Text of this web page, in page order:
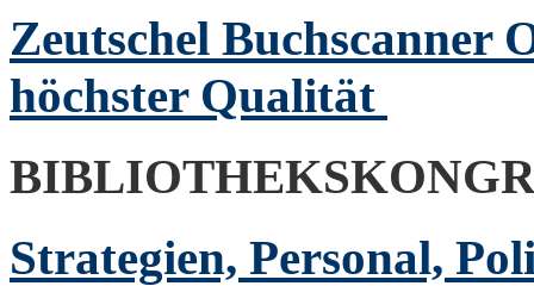
Zeutschel Buchscanner
höchster Qualität
Strategien, Personal,